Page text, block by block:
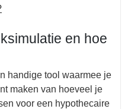
en hoe
handige tool waarmee je
maken van hoeveel je
voor een hypothecaire